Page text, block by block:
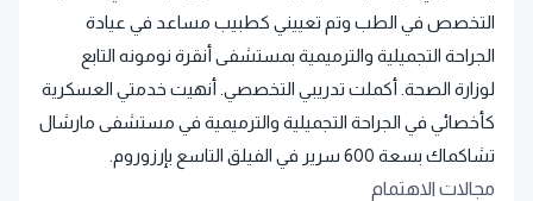
التخصص في الطب وتم تعييني كطبيب مساعد في عيادة
الجراحة التجميلية والترميمية بمستشفى أنقرة نومونه التابع
لوزارة الصحة. أكملت تدريبي التخصصي. أنهيت خدمتي العسكرية
كأخصائي في الجراحة التجميلية والترميمية في مستشفى مارشال
تشاكماك بسعة 600 سرير في الفيلق التاسع بإرزوروم.
مجالات الاهتمام